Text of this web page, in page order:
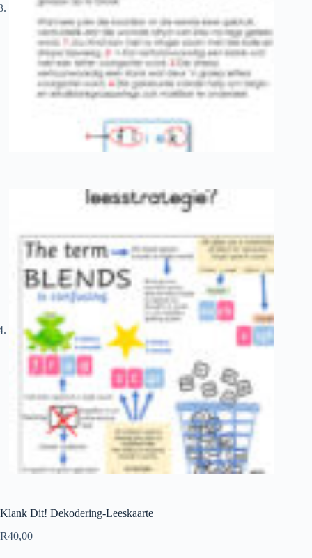
Klank Dit! Dekodering-Leeskaarte
R40,00